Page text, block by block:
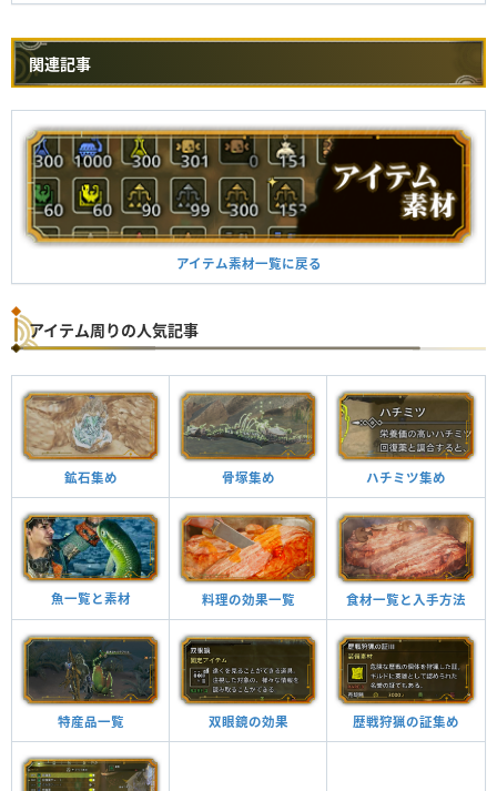
関連記事
アイテム素材一覧に戻る
アイテム周りの人気記事
鉱石集め 骨塚集め ハチミツ集め
魚一覧と素材 料理の効果一覧 食材一覧と入手方法
特産品一覧 双眼鏡の効果 歴戦狩猟の証集め